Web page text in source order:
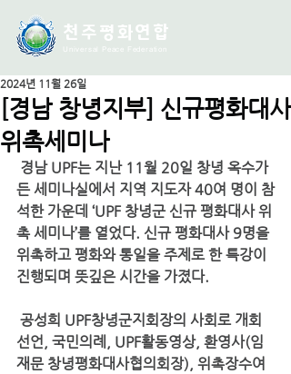
천주평화연 합
Universal Peace Federation
[경남 창녕지부] 신규평화대사
위촉세미나
2024년 11월 26일
든 세미나실에서 지역 지도자 40여 명이 참
석한 가운데 ‘UPF 창녕군 신규 평화대사 위
촉 세미나’를 열었다. 신규 평화대사 9명을
위촉하고 평화와 통일을 주제로 한 특강이
진행되며 뜻깊은 시간을 가졌다.
선언, 국민의례, UPF활동영상, 환영사(임
재문 창녕평화대사협의회장), 위촉장수여